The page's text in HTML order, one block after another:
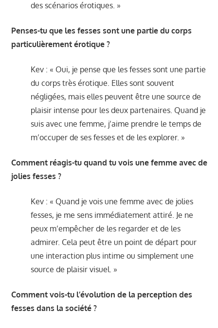
des scénarios érotiques. »
Penses-tu que les fesses sont une partie du corps
particulièrement érotique ?
Kev : « Oui, je pense que les fesses sont une partie
du corps très érotique. Elles sont souvent
négligées, mais elles peuvent être une source de
plaisir intense pour les deux partenaires. Quand je
suis avec une femme, j’aime prendre le temps de
m’occuper de ses fesses et de les explorer. »
Comment réagis-tu quand tu vois une femme avec de
jolies fesses ?
Kev : « Quand je vois une femme avec de jolies
fesses, je me sens immédiatement attiré. Je ne
peux m’empêcher de les regarder et de les
admirer. Cela peut être un point de départ pour
une interaction plus intime ou simplement une
source de plaisir visuel. »
Comment vois-tu l’évolution de la perception des
fesses dans la société ?